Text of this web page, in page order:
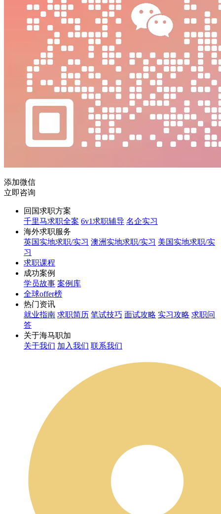
添加微信
立即咨询
回国求职方案
千里马求职全案 6v1求职辅导 名企实习
海外求职服务
英国实地求职/实习 澳洲实地求职/实习 美国实地求职/实
习
求职课程
成功案例
学员故事 案例库
全球offer榜
热门资讯
就业指南 求职简历 笔试技巧 面试攻略 实习攻略 求职问
答
关于海马职加
关于我们 加入我们 联系我们